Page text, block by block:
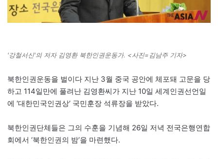
'강철서신'의 저자 김영환 북한인권운동가. <사진=김남주 기자>
북한인권운동을 벌이다 지난 3월 중국 공안에 체포돼 고문을 당
하고 114일만에 풀려난 김영환씨가 지난 10일 세계인권선언일
에 ‘대한민국인권상’ 국민훈장 석류장을 받았다.
북한인권단체들은 그의 수훈을 기념해 26일 저녁 전국은행연합
회에서 ‘북한인권의 밤’을 마련했다.